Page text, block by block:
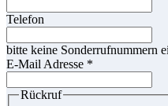
Telefon
bitte keine Sonderrufnummern
E-Mail Adresse *
Rückruf